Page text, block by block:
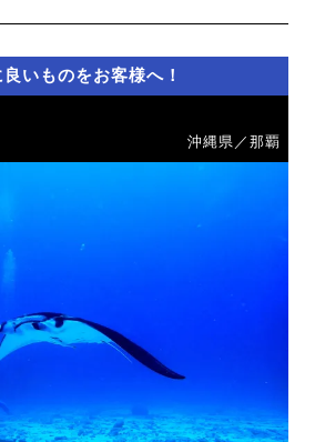
いものをお客様へ！
沖縄県／那覇